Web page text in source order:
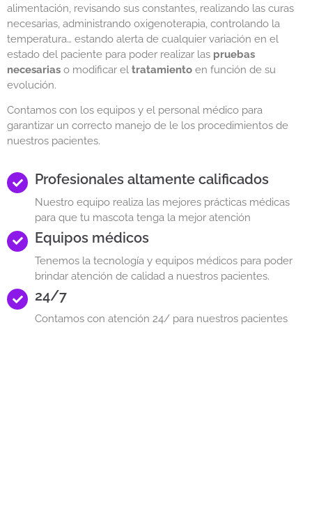
alimentación, revisando sus constantes, realizando las curas
necesarias, administrando oxigenoterapia, controlando la
temperatura… estando alerta de cualquier variación en el
estado del paciente para poder realizar las pruebas
necesarias o modificar el tratamiento en función de su
evolución.
Contamos con los equipos y el personal médico para
garantizar un correcto manejo de le los procedimientos de
nuestros pacientes.
Profesionales altamente calificados
Nuestro equipo realiza las mejores prácticas médicas
para que tu mascota tenga la mejor atención
Equipos médicos
Tenemos la tecnología y equipos médicos para poder
brindar atención de calidad a nuestros pacientes.
24/7
Contamos con atención 24/ para nuestros pacientes